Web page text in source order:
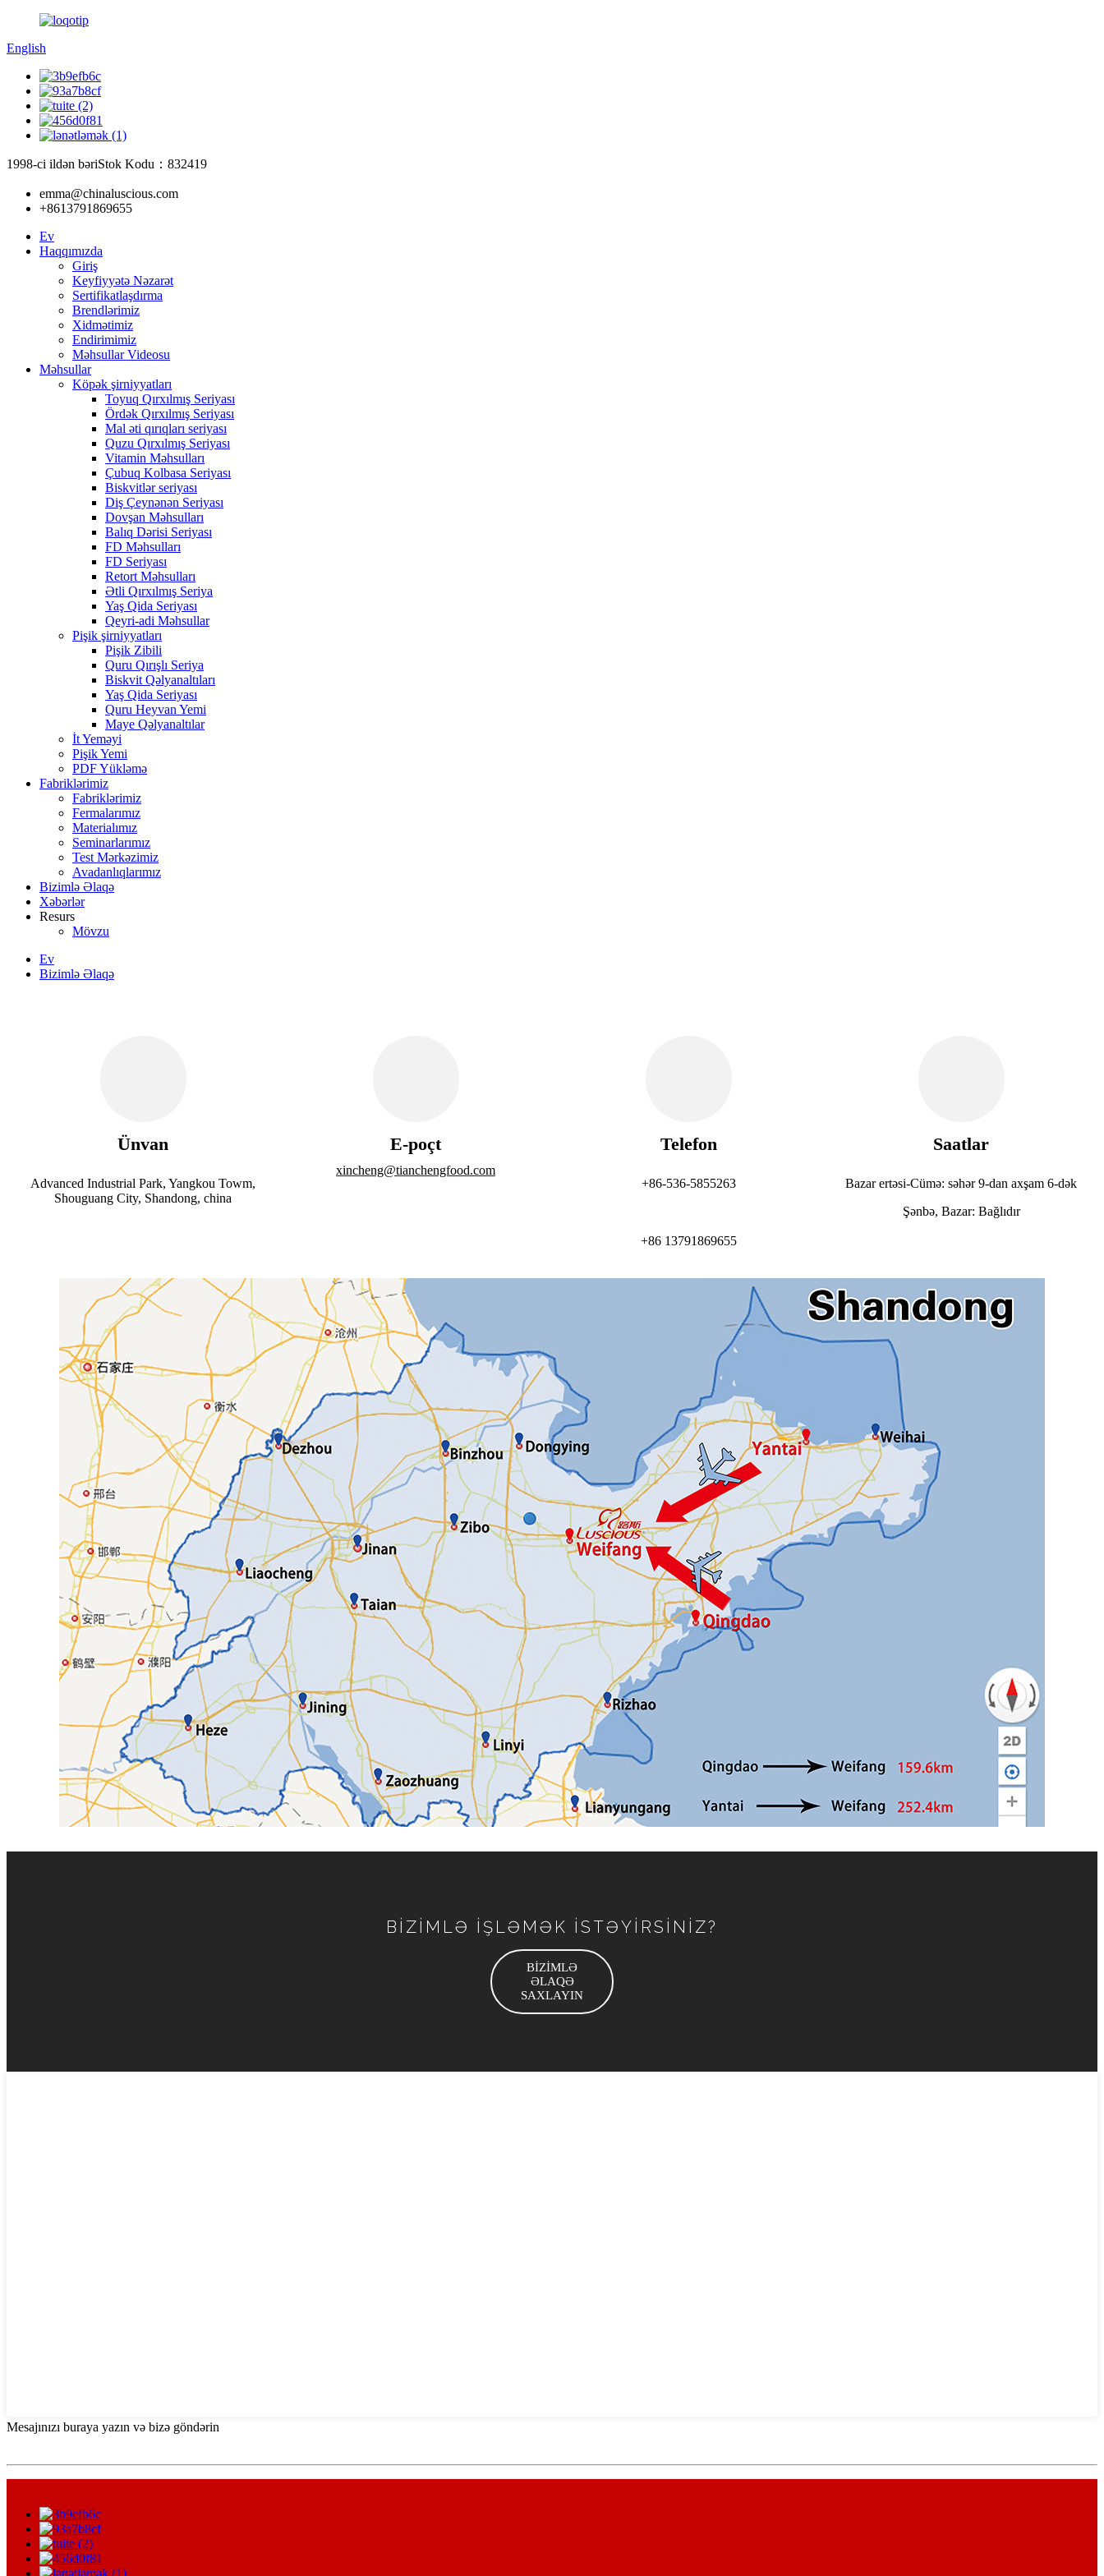
English
1998-ci ildən bəriStok Kodu：832419
emma@chinaluscious.com
+8613791869655
Ev
Haqqımızda
Giriş
Keyfiyyətə Nəzarət
Sertifikatlaşdırma
Brendlərimiz
Xidmətimiz
Endirimimiz
Məhsullar Videosu
Məhsullar
Köpək şirniyyatları
Toyuq Qırxılmış Seriyası
Ördək Qırxılmış Seriyası
Mal əti qırıqları seriyası
Quzu Qırxılmış Seriyası
Vitamin Məhsulları
Çubuq Kolbasa Seriyası
Biskvitlər seriyası
Diş Çeynənən Seriyası
Dovşan Məhsulları
Balıq Dərisi Seriyası
FD Məhsulları
FD Seriyası
Retort Məhsulları
Ətli Qırxılmış Seriya
Yaş Qida Seriyası
Qeyri-adi Məhsullar
Pişik şirniyyatları
Pişik Zibili
Quru Qırışlı Seriya
Biskvit Qəlyanaltıları
Yaş Qida Seriyası
Quru Heyvan Yemi
Maye Qəlyanaltılar
İt Yeməyi
Pişik Yemi
PDF Yükləmə
Fabriklərimiz
Fabriklərimiz
Fermalarımız
Materialımız
Seminarlarımız
Test Mərkəzimiz
Avadanlıqlarımız
Bizimlə Əlaqə
Xəbərlər
Resurs
Mövzu
Ev
Bizimlə Əlaqə
Ünvan
Advanced Industrial Park, Yangkou Towm,
Shouguang City, Shandong, china
E-poçt
xincheng@tianchengfood.com
Telefon
+86-536-5855263
+86 13791869655
Saatlar
Bazar ertəsi-Cümə: səhər 9-dan axşam 6-dək
Şənbə, Bazar: Bağlıdır
BİZİMLƏ İŞLƏMƏK İSTƏYİRSİNİZ?
BİZİMLƏ
ƏLAQƏ
SAXLAYIN
Mesajınızı buraya yazın və bizə göndərin